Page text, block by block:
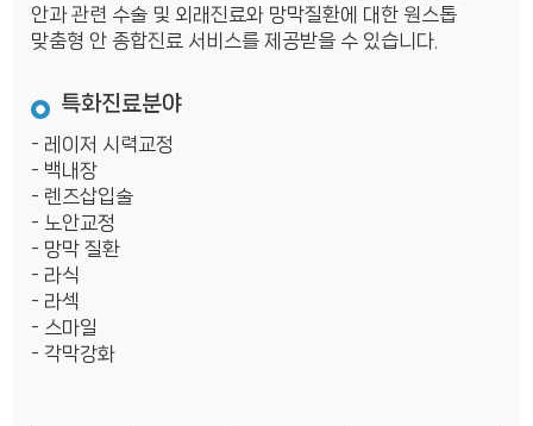
안과 관련 수술 및 외래진료와 망막질환에 대한 원스톱
맞춤형 안 종합진료 서비스를 제공받을 수 있습니다.
특화진료분야
- 레이저 시력교정
- 백내장
- 렌즈삽입술
- 노안교정
- 망막 질환
- 라식
- 라섹
- 스마일
- 각막강화